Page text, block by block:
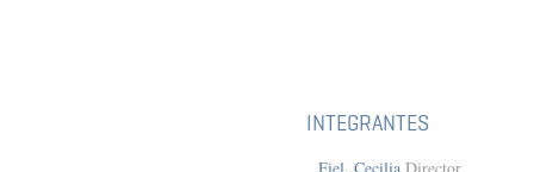
INTEGRANTES